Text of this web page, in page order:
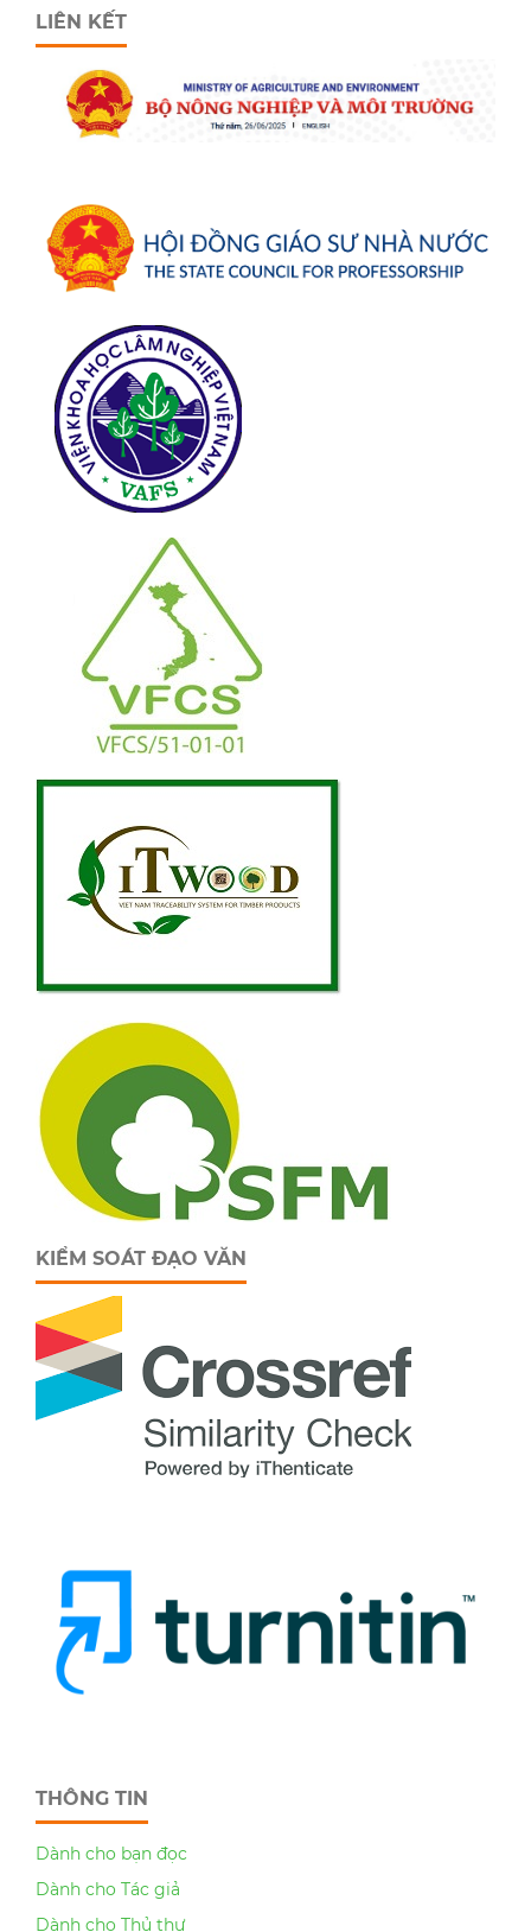
LIÊN KẾT
KIỂM SOÁT ĐẠO VĂN
THÔNG TIN
Dành cho bạn đọc
Dành cho Tác giả
Dành cho Thủ thư